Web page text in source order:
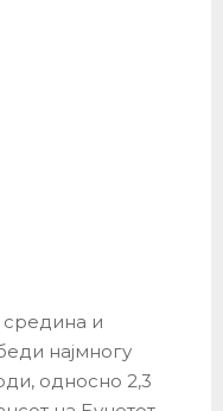
средина и
најмногу
односно 2,3